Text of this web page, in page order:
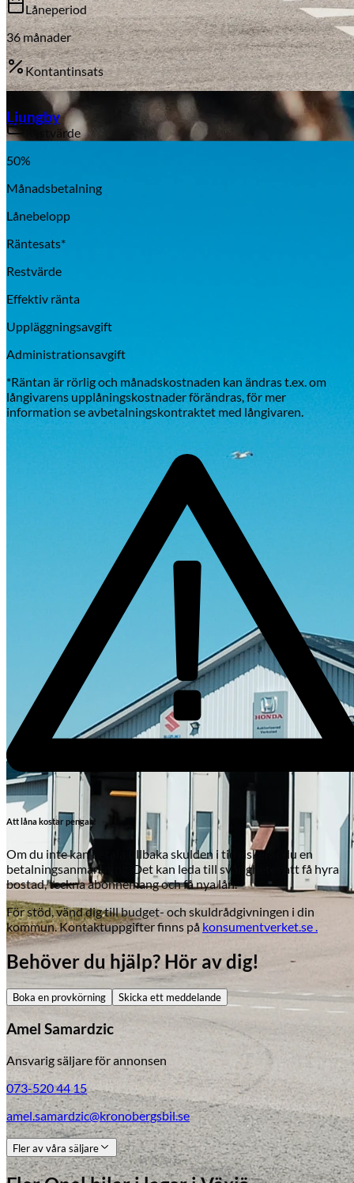
Aixiam
Honda
Skadeverkstad
Ljungby
Låneperiod
36månader
Kontantinsats
Restvärde
50%
Månadsbetalning
Lånebelopp
Räntesats*
Restvärde
Effektiv ränta
Uppläggningsavgift
Administrationsavgift
*Räntan är rörlig och månadskostnaden kan ändras t.ex. om
långivarens upplåningskostnader förändras, för mer
information se avbetalningskontraktet med långivaren.
Att låna kostar pengar!
Om du inte kan betala tillbaka skulden i tid riskerar du en
betalningsanmärkning. Det kan leda till svårigheter att få hyra
bostad, teckna abonnemang och få nya lån.
För stöd, vänd dig till budget- och skuldrådgivningen i din
kommun. Kontaktuppgifter finns på konsumentverket.se .
Behöver du hjälp? Hör av dig!
Boka en provkörning Skicka ett meddelande
Amel Samardzic
Ansvarig säljare för annonsen
073-520 44 15
amel.samardzic@kronobergsbil.se
Fler av våra säljare